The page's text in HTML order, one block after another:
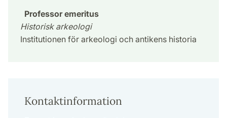
Professor emeritus
Historisk arkeologi
Institutionen för arkeologi och antikens historia
Kontaktinformation